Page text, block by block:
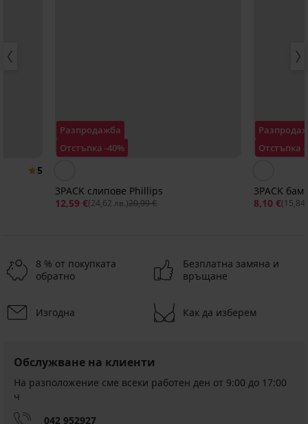
5
Разпродажба
Отстъпка -40%
3PACK слипове Phillips
12,59 €(24,62 лв.)20,99 €
Отстъпка -
3PACK
8,10 €(15,84
PREMIUM
3PACK
памучни
слипове
Разпродажба
3PACK
слипове
3PACK
памучни
слипове
Намаление
9,49 €
PREMIUM
слипове
3PACK
слипове
слипове
8 % от покупката
обратно
Безплатна замяна и
връщане
Изгодна Как да изберем
Обслужване на клиенти
На разположение сме всеки работен ден от 9:00 до 17:00
ч
042 952927